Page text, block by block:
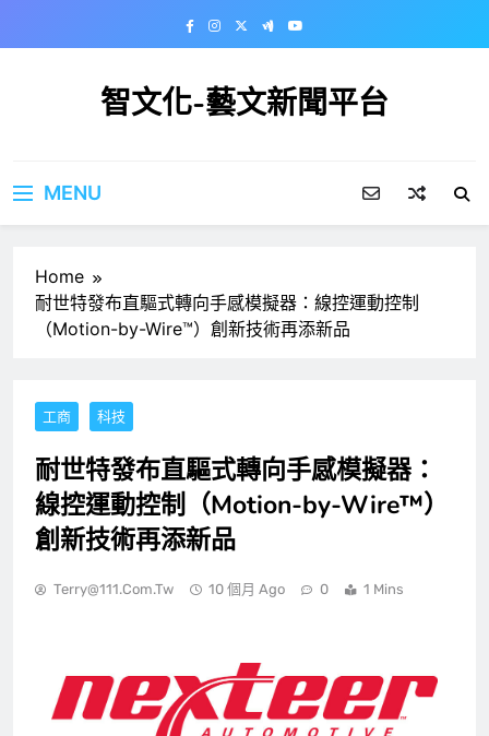
智文化-藝文新聞平台
MENU
Home
耐世特發布直驅式轉向手感模擬器：線控運動控制
（Motion-by-Wire™）創新技術再添新品
工商 科技
耐世特發布直驅式轉向手感模擬器：
線控運動控制（Motion-by-Wire™）
創新技術再添新品
Terry@111.com.tw 10 個月 Ago 0 1 Mins